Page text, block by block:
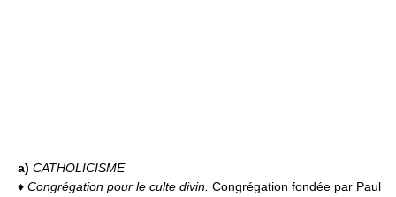
a) CATHOLICISME
♦ Congrégation pour le culte divin. Congrégation fondée par Paul